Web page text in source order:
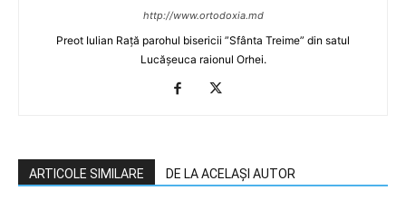
http://www.ortodoxia.md
Preot Iulian Rață parohul bisericii ”Sfânta Treime” din satul
Lucășeuca raionul Orhei.
ARTICOLE SIMILARE DE LA ACELAȘI AUTOR